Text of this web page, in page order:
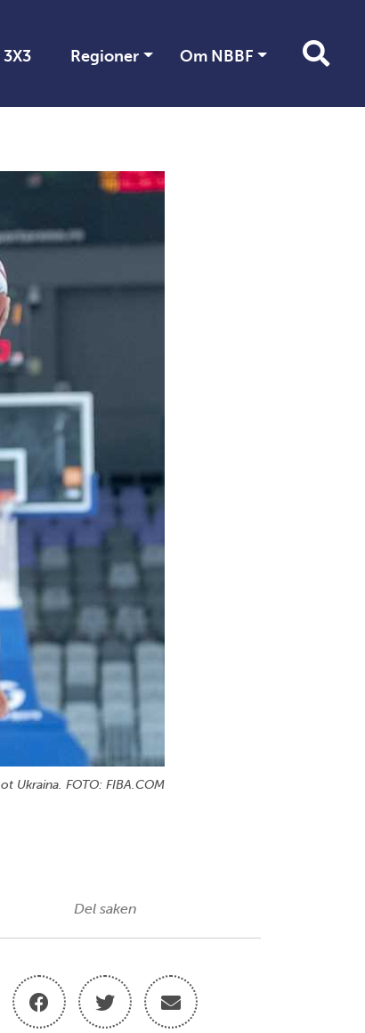
3X3 Regioner Om NBBF
Ukraina. FOTO: FIBA.COM
Del saken